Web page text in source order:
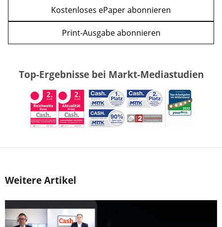
Kostenloses ePaper abonnieren
Print-Ausgabe abonnieren
Top-Ergebnisse bei Markt-Mediastudien
Weitere Artikel